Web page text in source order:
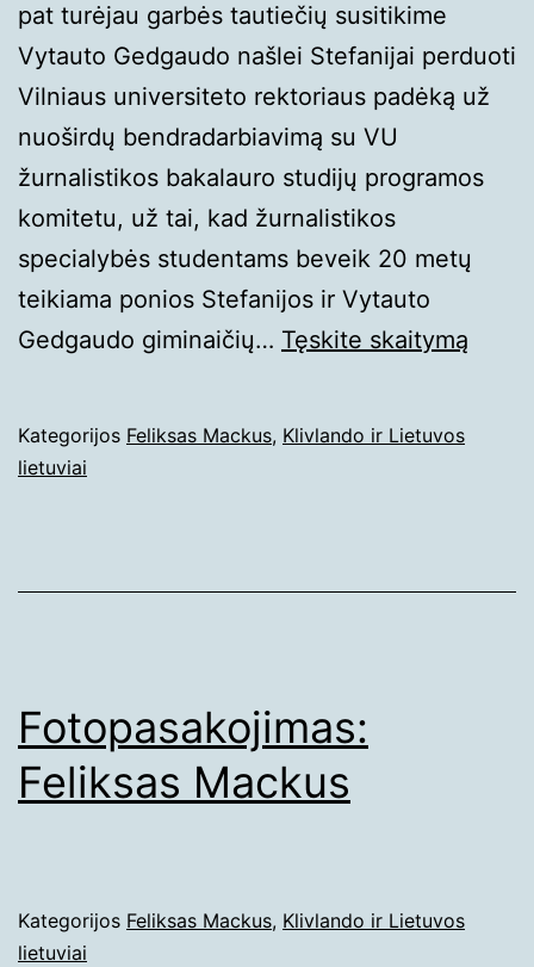
pat turėjau garbės tautiečių susitikime
Vytauto Gedgaudo našlei Stefanijai perduoti
Vilniaus universiteto rektoriaus padėką už
nuoširdų bendradarbiavimą su VU
žurnalistikos bakalauro studijų programos
komitetu, už tai, kad žurnalistikos
specialybės studentams beveik 20 metų
teikiama ponios Stefanijos ir Vytauto
Gedgaudo giminaičių… Tęskite Klivlando
skaitymą
Paskelbta
2023-
Kategorijos Feliksas Mackus, Klivlando ir Lietuvos
lietuviai
Fotopasakojimas:
Feliksas Mackus
Paskelbta
2023-
Kategorijos Feliksas Mackus, Klivlando ir Lietuvos
lietuviai